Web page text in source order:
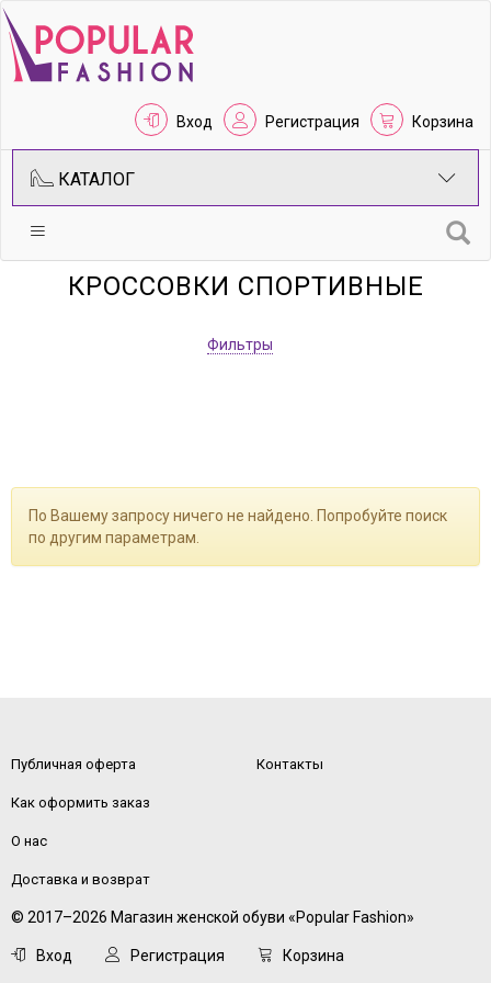
Вход Регистрация Корзина
КАТАЛОГ
КРОССОВКИ СПОРТИВНЫЕ
Фильтры
По Вашему запросу ничего не найдено. Попробуйте поиск
по другим параметрам.
Публичная оферта
Как оформить заказ
О нас
Доставка и возврат
Контакты
© 2017–2026 Магазин женской обуви «Popular Fashion»
Вход Регистрация Корзина